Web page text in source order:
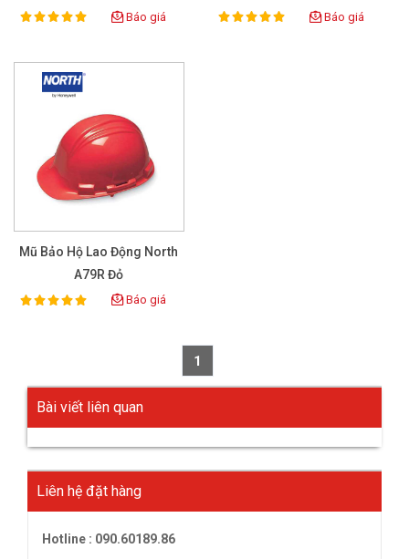
Rating:
100% Báo giá Rating:
100% Báo giá
Mũ Bảo Hộ Lao Động North
A79R Đỏ
Rating:
100% Báo giá
1
Bài viết liên quan
Liên hệ đặt hàng
Hotline : 090.60189.86